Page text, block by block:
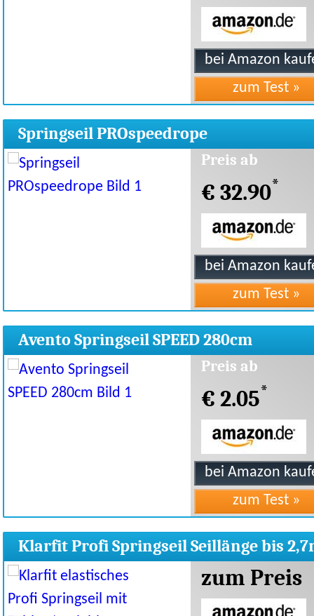
Springseil PROspeedrope
Preis ab
€ 32.90*
Avento Springseil SPEED 280cm
Preis ab
€ 2.05*
Klarfit Profi Springseil Seillänge bis
zum Preis